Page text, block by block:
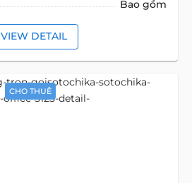
Bao gồm
VIEW DETAIL
CHO THUÊ